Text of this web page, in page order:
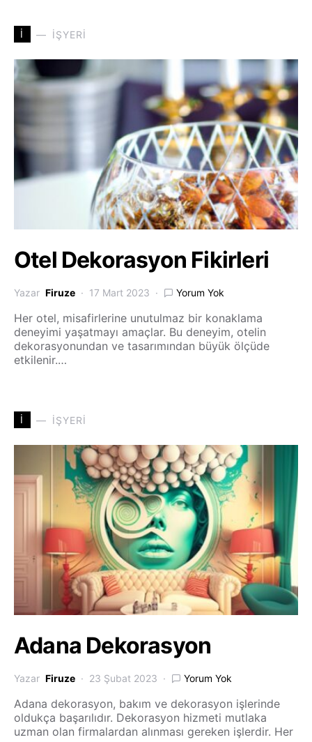
İ İŞYERI
Otel Dekorasyon Fikirleri
Yazar Firuze 17 Mart 2023 Yorum Yok
Her otel, misafirlerine unutulmaz bir konaklama
deneyimi yaşatmayı amaçlar. Bu deneyim, otelin
dekorasyonundan ve tasarımından büyük ölçüde
etkilenir.…
İ İŞYERI
Adana Dekorasyon
Yazar Firuze 23 Şubat 2023 Yorum Yok
Adana dekorasyon, bakım ve dekorasyon işlerinde
oldukça başarılıdır. Dekorasyon hizmeti mutlaka
uzman olan firmalardan alınması gereken işlerdir. Her